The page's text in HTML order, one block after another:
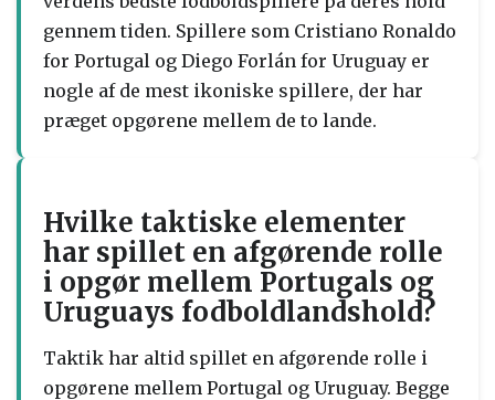
gennem tiden. Spillere som Cristiano Ronaldo
for Portugal og Diego Forlán for Uruguay er
nogle af de mest ikoniske spillere, der har
præget opgørene mellem de to lande.
Hvilke taktiske elementer
har spillet en afgørende rolle
i opgør mellem Portugals og
Uruguays fodboldlandshold?
Taktik har altid spillet en afgørende rolle i
opgørene mellem Portugal og Uruguay. Begge